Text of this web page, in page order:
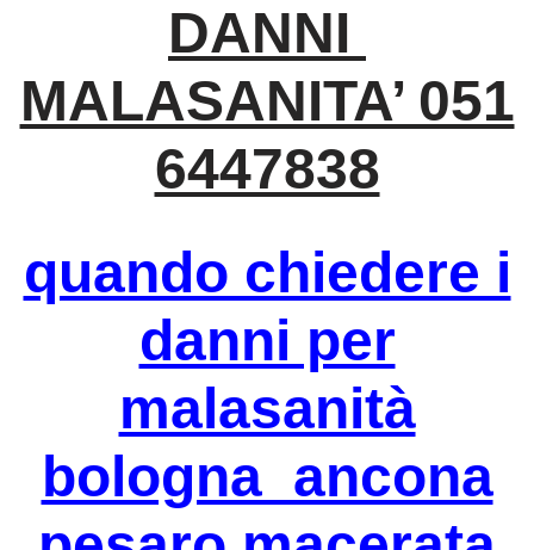
DANNI
MALASANITA’ 051
6447838
quando chiedere i
danni per
malasanità
bologna ancona